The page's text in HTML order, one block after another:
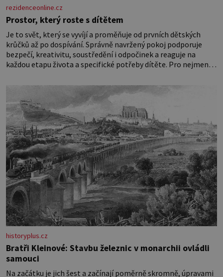
rezidenceonline.cz
Prostor, který roste s dítětem
Je to svět, který se vyvíjí a proměňuje od prvních dětských
krůčků až po dospívání. Správně navržený pokoj podporuje
bezpečí, kreativitu, soustředění i odpočinek a reaguje na
každou etapu života a specifické potřeby dítěte. Pro nejmenší
miminka měl působit především klidně a útulně. Předškolní
historyplus.cz
Bratři Kleinové: Stavbu železnic v monarchii ovládli
samouci
Na začátku je jich šest a začínají poměrně skromně, úpravami